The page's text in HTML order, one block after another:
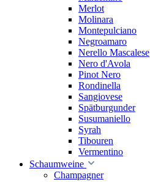
Merlot
Molinara
Montepulciano
Negroamaro
Nerello Mascalese
Nero d'Avola
Pinot Nero
Rondinella
Sangiovese
Spätburgunder
Susumaniello
Syrah
Tibouren
Vermentino
Schaumweine
Champagner